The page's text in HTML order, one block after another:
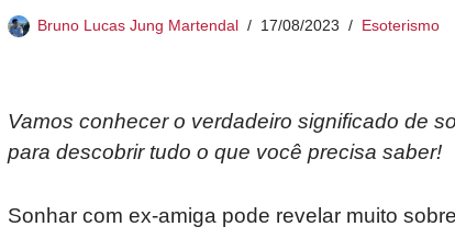
Bruno Lucas Jung Martendal 17/08/2023 Esoterismo
Vamos conhecer o verdadeiro significado de
para descobrir tudo o que você precisa saber!
Sonhar com ex-amiga pode revelar muito